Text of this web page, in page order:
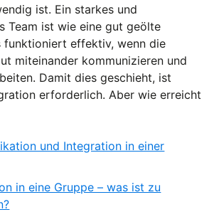
ist. Ein starkes und
Team ist wie eine gut geölte
funktioniert effektiv, wenn die
miteinander kommunizieren und
Damit dies geschieht, ist
erforderlich. Aber wie erreicht
und Integration in einer
in eine Gruppe – was ist zu